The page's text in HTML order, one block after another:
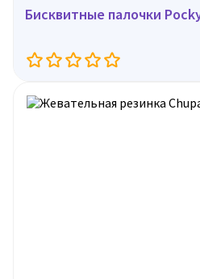
Бисквитные палочки